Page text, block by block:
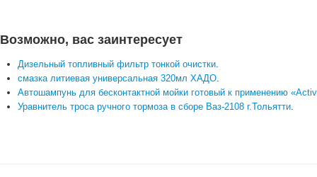
Возможно, вас заинтересует
Дизельный топливный фильтр тонкой очистки.
смазка литиевая универсальная 320мл ХАДО.
Автошампунь для бесконтактной мойки готовый к применению
Уравнитель троса ручного тормоза в сборе Ваз-2108 г.Тольятти.